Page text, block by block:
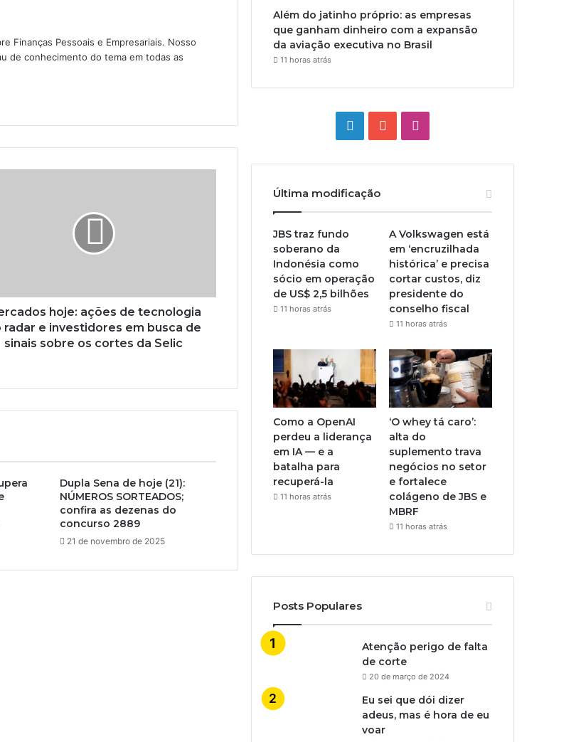
Finanças Pessoais e Empresariais. Nosso
de conhecimento do tema em todas as
hoje: ações de tecnologia
radar e investidores em busca de
sinais sobre os cortes da Selic
Dupla Sena de hoje (21):
NÚMEROS SORTEADOS;
confira as dezenas do
concurso 2889
21 de novembro de 2025
Além do jatinho próprio: as empresas
que ganham dinheiro com a expansão
da aviação executiva no Brasil
11 horas atrás
LinkedinYouTube
Última modificação
JBS traz fundo
soberano da
Indonésia como
sócio em operação
de US$ 2,5 bilhões
11 horas atrás
A Volkswagen está
em ‘encruzilhada
histórica’ e precisa
cortar custos, diz
presidente do
conselho fiscal
11 horas atrás
Como a OpenAI
perdeu a liderança
em IA — e a
batalha para
recuperá-la
11 horas atrás
‘O whey tá caro’:
alta do
suplemento trava
negócios no setor
e fortalece
colágeno de JBS e
MBRF
11 horas atrás
Posts Populares
Atenção perigo de falta
de corte
20 de março de 2024
Eu sei que dói dizer
adeus, mas é hora de eu
voar